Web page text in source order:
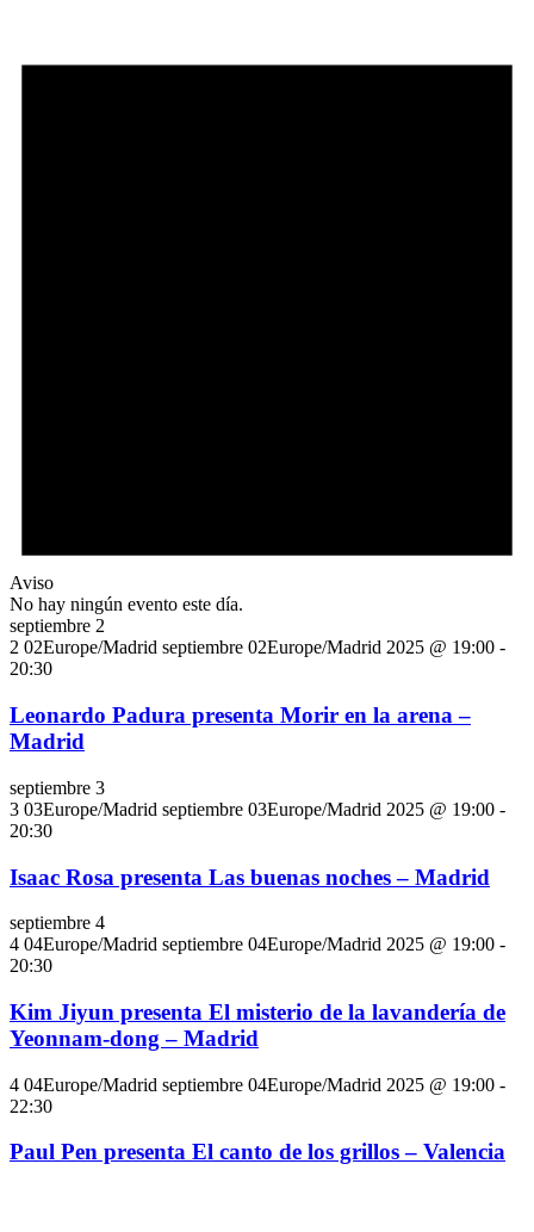
Aviso
No hay ningún evento este día.
septiembre 2
2 02Europe/Madrid septiembre 02Europe/Madrid 2025 @ 19:00 -
20:30
Leonardo Padura presenta Morir en la arena –
Madrid
septiembre 3
3 03Europe/Madrid septiembre 03Europe/Madrid 2025 @ 19:00 -
20:30
Isaac Rosa presenta Las buenas noches – Madrid
septiembre 4
4 04Europe/Madrid septiembre 04Europe/Madrid 2025 @ 19:00 -
20:30
Kim Jiyun presenta El misterio de la lavandería de
Yeonnam-dong – Madrid
4 04Europe/Madrid septiembre 04Europe/Madrid 2025 @ 19:00 -
22:30
Paul Pen presenta El canto de los grillos – Valencia